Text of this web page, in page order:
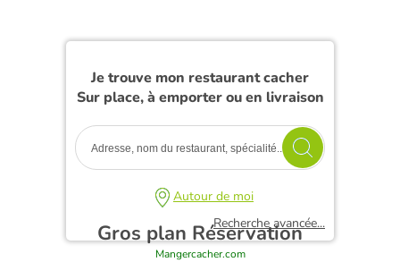
Je trouve mon restaurant cacher
Sur place, à emporter ou en livraison
Autour de moi
Recherche avancée...
Gros plan Réservation
Mangercacher.com